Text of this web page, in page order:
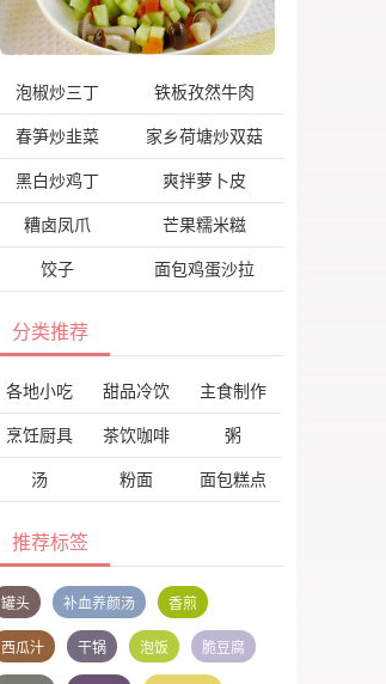
泡椒炒三丁 铁板孜然牛肉
春笋炒韭菜 家乡荷塘炒双菇
黑白炒鸡丁 爽拌萝卜皮
糟卤凤爪 芒果糯米糍
饺子 面包鸡蛋沙拉
分类推荐
各地小吃 甜品冷饮 主食制作
烹饪厨具 茶饮咖啡 粥
汤 粉面 面包糕点
推荐标签
罐头 补血养颜汤 香煎
西瓜汁 干锅 泡饭 脆豆腐